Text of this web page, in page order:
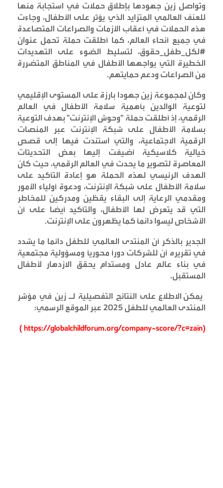
وتواصل زين جهودها بإطلاق حملات في استجابة منها
للعنف العالمي المتزايد الذي يؤثر على الأطفال، وجاءت
هذه الحملات في أعقاب الأزمات والصراعات المتصاعدة
في جميع أنحاء العالم، كما أطلقت حملة تحمل عنوان
#لكل_طفل_حقوق، لتسليط الضوء على التهديدات
الخطيرة التي يواجهها الأطفال في المناطق المتضررة
من الصراعات ودعم حمايتهم.
وكان لمجموعة زين جهودا بارزة على المستوى الإقليمي
لتوعية الوالدين بأهمية سلامة الأطفال في العالم
الرقمي، إذ أطلقت حملة "وحوش الإنترنت" بهدف التوعية
بسلامة الأطفال على شبكة الإنترنت عبر المنصات
الرقمية الاجتماعية، والتي استندت فيها إلى قصص
خيالية كلاسيكية أضيفت إليها بعض التحديثات
المعاصرة لتصوير ما يحدث في العالم الرقمي، حيث كان
الهدف الرئيسي لهذه الحملة هو إعادة التأكيد على
سلامة الأطفال على شبكة الإنترنت، ودعوة أولياء الأمور
ومقدمي الرعاية إلى البقاء يقظين ومدركين للمخاطر
التي قد يتعرض لها الأطفال، والتأكيد أيضا على أن
الأشخاص ليسوا دائماً كما يظهرون على الإنترنت.
الجدير بالذكر أن المنتدى العالمي للطفل دائما ما يشدد
في تقريره أن للشركات دوراً محورياً ومسؤولية مجتمعية
في بناء عالم عادل ومستدام يحقق الازدهار لأطفال
المستقبل.
يمكن الاطلاع على النتائج التفصيلية لـ زين في مؤشر
المنتدى العالمي للطفل 2025 عبر الموقع الرسمي
:
(https://globalchildforum.org/company-score/?c=zain )